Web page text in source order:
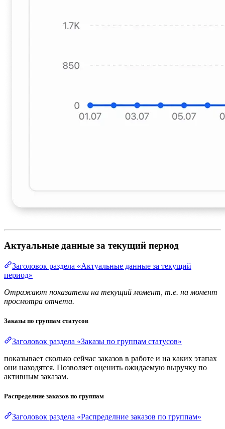
Актуальные данные за текущий период
Заголовок раздела «Актуальные данные за текущий
период»
Отражают показатели на текущий момент, т.е. на момент
просмотра отчета.
Заказы по группам статусов
Заголовок раздела «Заказы по группам статусов»
показывает сколько сейчас заказов в работе и на каких этапах
они находятся. Позволяет оценить ожидаемую выручку по
активным заказам.
Распределние заказов по группам
Заголовок раздела «Распределние заказов по группам»